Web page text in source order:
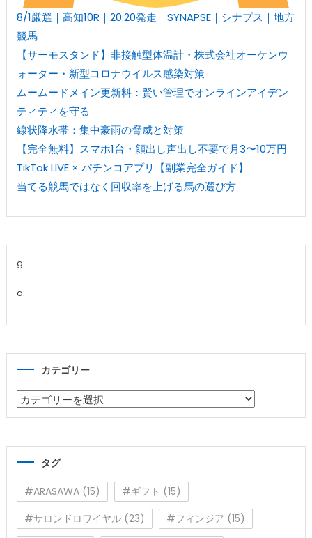
8/1厳選｜高知10R｜20:20発走｜SYNAPSE｜シナプス｜地方
競馬
【サーモスタンド】非接触型体温計・株式会社オーケンウ
ォーター・新型コロナウイルス感染対策
ムームードメイン更新料：賢い管理でオンラインアイデン
ティティを守る
線状降水帯：集中豪雨の脅威と対策
【完全無料】スマホ1台・顔出し声出し不要で月3〜10万円
TikTok LIVE × パチンコアプリ【副業完全ガイド】
当てる競馬ではなく回収率を上げる馬の選び方
g:
a:
カテゴリー
カ
テ
タグ
#ARASAWA(15) #ギフト (15)
#サロンドロワイヤル(23) #フィンジア (15)